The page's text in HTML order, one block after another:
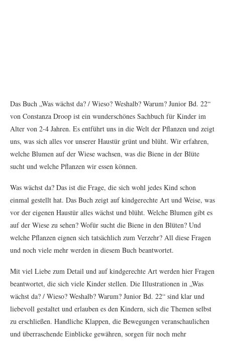
Das Buch „Was wächst da? / Wieso? Weshalb? Warum? Junior Bd. 22“
von Constanza Droop ist ein wunderschönes Sachbuch für Kinder im
Alter von 2-4 Jahren. Es entführt uns in die Welt der Pflanzen und zeigt
uns, was sich alles vor unserer Haustür grünt und blüht. Wir erfahren,
welche Blumen auf der Wiese wachsen, was die Biene in der Blüte
sucht und welche Pflanzen wir essen können.
Was wächst da? Das ist die Frage, die sich wohl jedes Kind schon
einmal gestellt hat. Das Buch zeigt auf kindgerechte Art und Weise, was
vor der eigenen Haustür alles wächst und blüht. Welche Blumen gibt es
auf der Wiese zu sehen? Wofür sucht die Biene in den Blüten? Und
welche Pflanzen eignen sich tatsächlich zum Verzehr? All diese Fragen
und noch viele mehr werden in diesem Buch beantwortet.
Mit viel Liebe zum Detail und auf kindgerechte Art werden hier Fragen
beantwortet, die sich viele Kinder stellen. Die Illustrationen in „Was
wächst da? / Wieso? Weshalb? Warum? Junior Bd. 22“ sind klar und
liebevoll gestaltet und erlauben es den Kindern, sich die Themen selbst
zu erschließen. Handliche Klappen, die Bewegungen veranschaulichen
und überraschende Einblicke gewähren, sorgen für noch mehr